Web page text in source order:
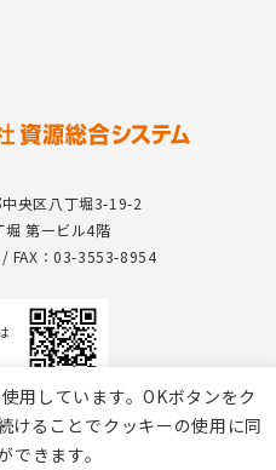
央区八丁堀3-19-2
堀 第一ビル4階
FAX：03-3553-8954
用しています。OKボタンをク
けることでクッキーの使用に同
できます。